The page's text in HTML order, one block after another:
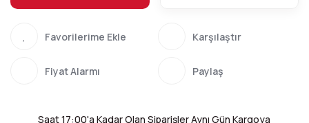
Karşılaştır
Fiyat Alarmı Paylaş
Saat 17:00'a Kadar Olan Siparişler Aynı Gün Kargoya